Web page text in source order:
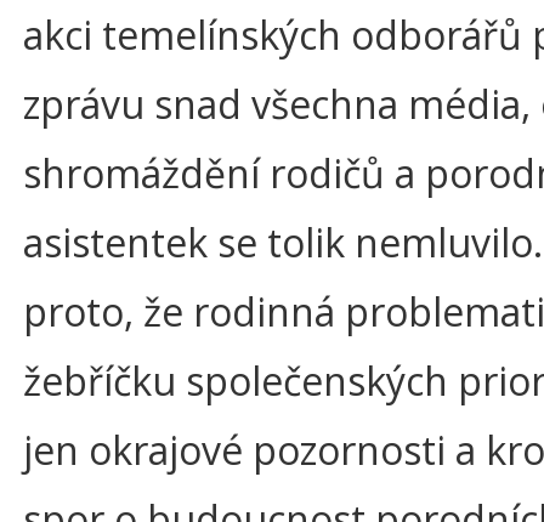
akci temelínských odborářů
zprávu snad všechna média,
shromáždění rodičů a
asistentek se tolik
proto, že rodinná
žebříčku společenských
jen okrajové pozornosti a